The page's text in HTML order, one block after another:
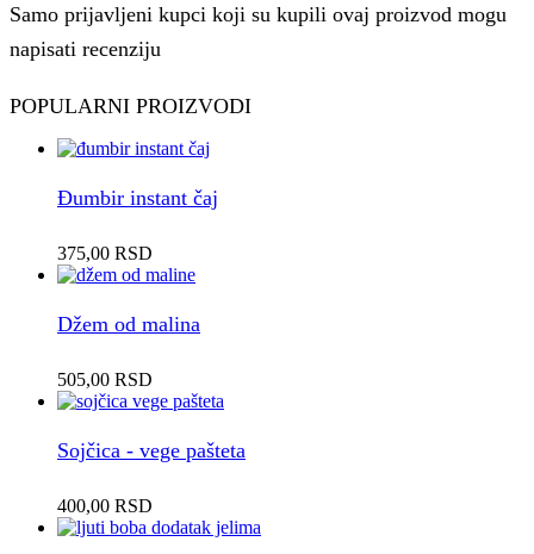
Samo prijavljeni kupci koji su kupili ovaj proizvod mogu
napisati recenziju
POPULARNI PROIZVODI
Đumbir instant čaj
375,00 RSD
Džem od malina
505,00 RSD
Sojčica - vege pašteta
400,00 RSD